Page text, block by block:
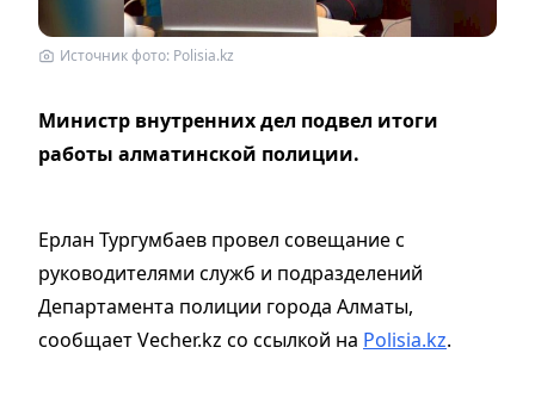
Источник фото: Polisia.kz
Министр внутренних дел подвел итоги
работы алматинской полиции.
Ерлан Тургумбаев провел совещание с
руководителями служб и подразделений
Департамента полиции города Алматы,
сообщает Vecher.kz со ссылкой на Polisia.kz.